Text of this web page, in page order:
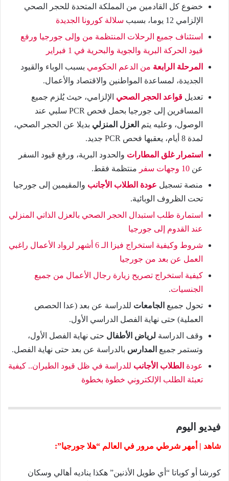
خضوع كل القادمين من المملكة المتحدة للحجر الصحي
الإلزامي 12 يوما، بسبب
سلالة كورونا الجديدة
استئناف جميع الرحلات المنتظمة من وإلى جورجيا ورفع
قيود الحركة البرية والجوية والبحرية في 1 فبراير
المرحلة الرابعة من الدعم الحكومي بسبب الوباء والقيود
الجديدة، لمساعدة المواطنين والاقتصاد والأعمال.
تعديل قواعد الحجر الصحي الإلزامي، حيث يُلزم جميع
المسافرين إلى جورجيا بحمل فحص PCR سلبي عند
الوصول، وعليه يتم
العزل المنزلي بديلا عن الحجر الصحي،
لمدة 8 أيام، يعقبها فحص PCR جديد.
استمرار غلق المطارات والحدود البرية، ورفع قيود السفر
عن 10 وجهات سفر
منتظمة فقط.
منصة تسجيل عودة الطلاب الأجانب والمقيمين إلى جورجيا
تحت الظروف الوبائية.
استمارة طلب استبدال الحجر الصحي بالعزل الذاتي المنزلي
عند القدوم إلى جورجيا
شروط وكيفية استخراج فيزا الـ 6 أشهر لرواد الأعمال راغبي
العمل عن بعد من جورجيا
كيفية استخراج تصريح زيارة رجال الأعمال من جميع
الجنسيات.
تحول جميع الجامعات للدراسة عن بعد (عدا الحصص
العملية) حتى نهاية الفصل الدراسي الأول.
وقف الدراسة لرياض الأطفال حتى نهاية الفصل الأول،
وتستمر جميع المدارس بالدراسة عن بعد حتى نهاية الفصل.
عودة الطلاب الأجانب للدراسة في ظل قيود الطيران.. كيفية
تعبئة الطلب الإلكتروني خطوة بخطوة
فيديو اليوم
شاهد | أمهر شرطي مرور في العالم “هلا جورجيا”:
كورشا أو كوباتا “أي طويل الأذنين” هكذا يناديه أهالي وسكان